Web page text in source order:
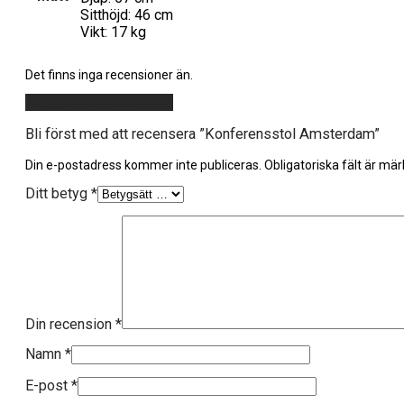
Sitthöjd: 46 cm
Vikt: 17 kg
Det finns inga recensioner än.
Bli först med att recensera ”Konferensstol Amsterdam”
Din e-postadress kommer inte publiceras. Obligatoriska fält är
Ditt betyg *
Din recension *
Namn *
E-post *